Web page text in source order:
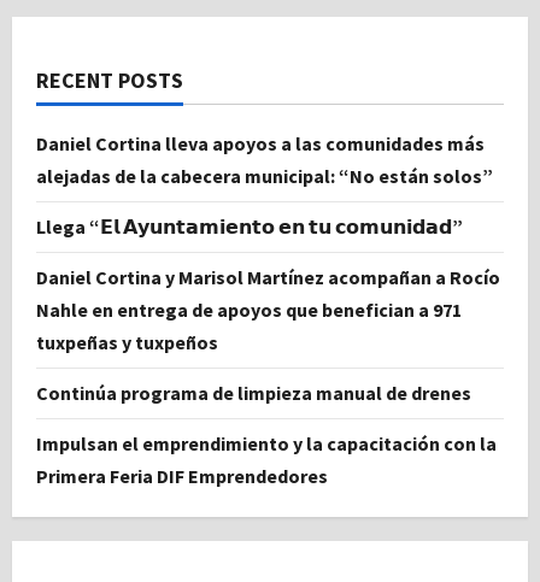
RECENT POSTS
Daniel Cortina lleva apoyos a las comunidades más
alejadas de la cabecera municipal: “No están solos”
Llega “𝗘𝗹 𝗔𝘆𝘂𝗻𝘁𝗮𝗺𝗶𝗲𝗻𝘁𝗼 𝗲𝗻 𝘁𝘂 𝗰𝗼𝗺𝘂𝗻𝗶𝗱𝗮𝗱”
Daniel Cortina y Marisol Martínez acompañan a Rocío
Nahle en entrega de apoyos que benefician a 971
tuxpeñas y tuxpeños
Continúa programa de limpieza manual de drenes
Impulsan el emprendimiento y la capacitación con la
Primera Feria DIF Emprendedores